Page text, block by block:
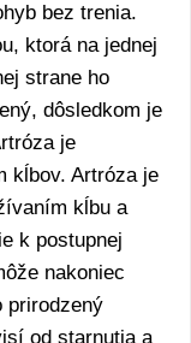
bez trenia.
ktorá na jednej
strane ho
dôsledkom je
je
kĺbov. Artróza je
kĺbu a
k postupnej
nakoniec
prirodzený
od starnutia a